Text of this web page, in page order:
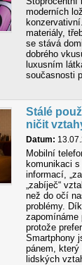
moderních
materiály,
se stává
dobrého
luxusním
současnosti
Stálé
ničit
Datum:
Mobilní
komunikaci
informací,
„zabíječ“
než do očí
problémy.
zapomínáme
protože
Smartphony
pánem,
lidských